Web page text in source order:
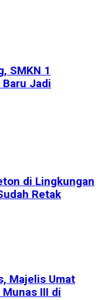
SMKN 1
Baru Jadi
di Lingkungan
Retak
Majelis Umat
III di